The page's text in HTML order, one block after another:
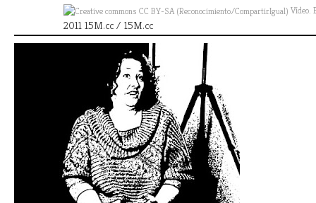
Vídeo.
2011 15M.cc / 15M.cc